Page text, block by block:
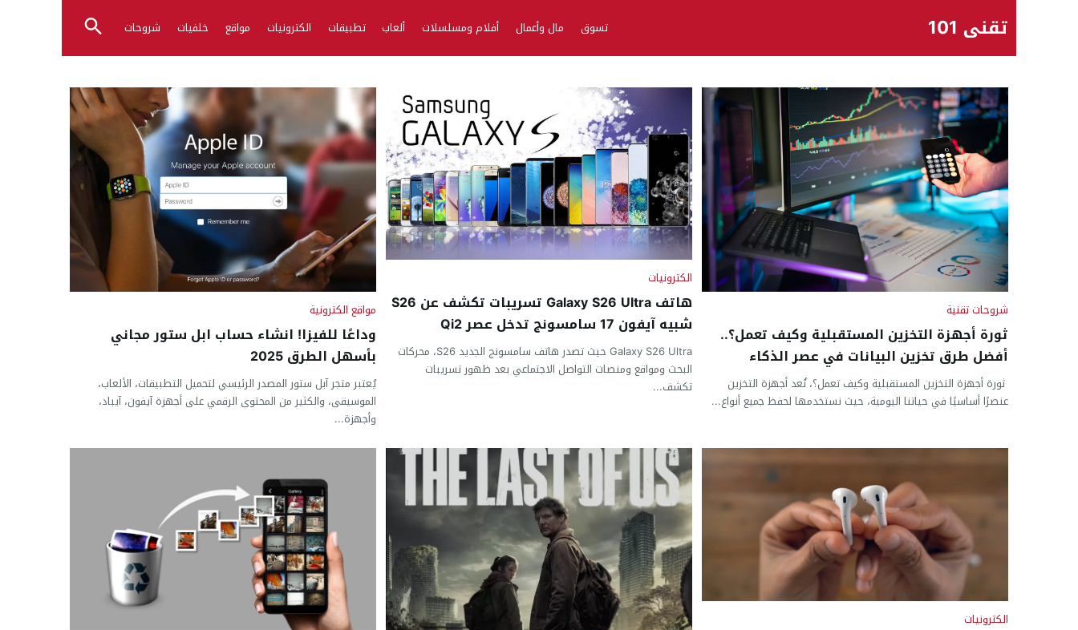
تقني 101 تسوق مال وأعمال أفلام ومسلسلات ألعاب تطبيقات الكترونيات مواقع خلفيات شروحات
شروحات تقنية
ثورة أجهزة التخزين المستقبلية وكيف تعمل؟..
أفضل طرق تخزين البيانات في عصر الذكاء
الاصطناعي
ثورة أجهزة التخزين المستقبلية وكيف تعمل؟، تُعد أجهزة التخزين
عنصرًا أساسيًا في حياتنا اليومية، حيث نستخدمها لحفظ جميع أنواع...
الكترونيات
هاتف Galaxy S26 Ultra تسريبات تكشف عن S26
شبيه آيفون 17 سامسونج تدخل عصر Qi2
Galaxy S26 Ultra حيث تصدر هاتف سامسونج الجديد S26، محركات
البحث ومواقع ومنصات التواصل الاجتماعي بعد ظهور تسريبات
تكشف...
مواقع الكترونية
وداعًا للفيزا! انشاء حساب ابل ستور مجاني
بأسهل الطرق 2025
يُعتبر متجر آبل ستور المصدر الرئيسي لتحميل التطبيقات، الألعاب،
الموسيقى، والكثير من المحتوى الرقمي على أجهزة آيفون، آيباد،
وأجهزة...
الكترونيات